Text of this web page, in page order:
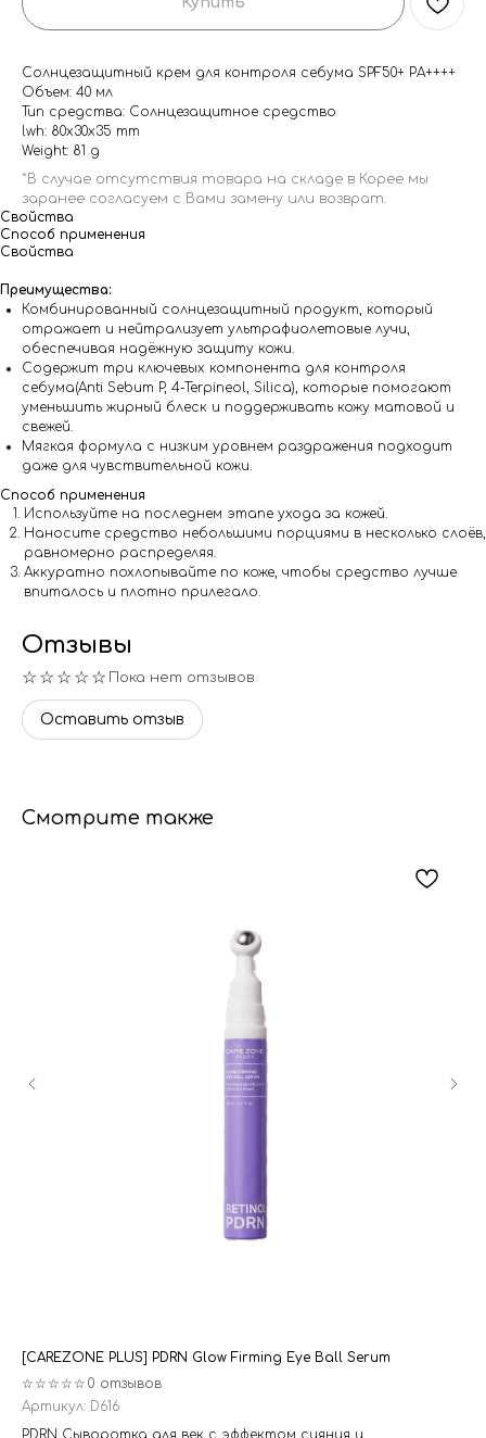
Cолнцезащитный крем для контроля себума SPF50+ PA++++
Объем: 40 мл
Тип средства: Солнцезащитное средство
lwh: 80x30x35 mm
Weight: 81 g
Свойства
Способ применения
Свойства
Преимущества:
Комбинированный солнцезащитный продукт, который
отражает и нейтрализует ультрафиолетовые лучи,
обеспечивая надёжную защиту кожи.
Содержит три ключевых компонента для контроля
себума(Anti Sebum P, 4-Terpineol, Silica), которые помогают
уменьшить жирный блеск и поддерживать кожу матовой и
свежей.
Мягкая формула с низким уровнем раздражения подходит
даже для чувствительной кожи.
Способ применения
Используйте на последнем этапе ухода за кожей.
Наносите средство небольшими порциями в несколько слоёв,
равномерно распределяя.
Аккуратно похлопывайте по коже, чтобы средство лучше
впиталось и плотно прилегало.
Отзывы
☆☆☆☆☆ Пока нет отзывов
Оставить отзыв
Смотрите также
[CAREZONE PLUS] PDRN Glow Firming Eye Ball Serum
☆☆☆☆☆ 0 отзывов
Артикул: D616
PDRN Сыворотка для век с эффектом сияния и